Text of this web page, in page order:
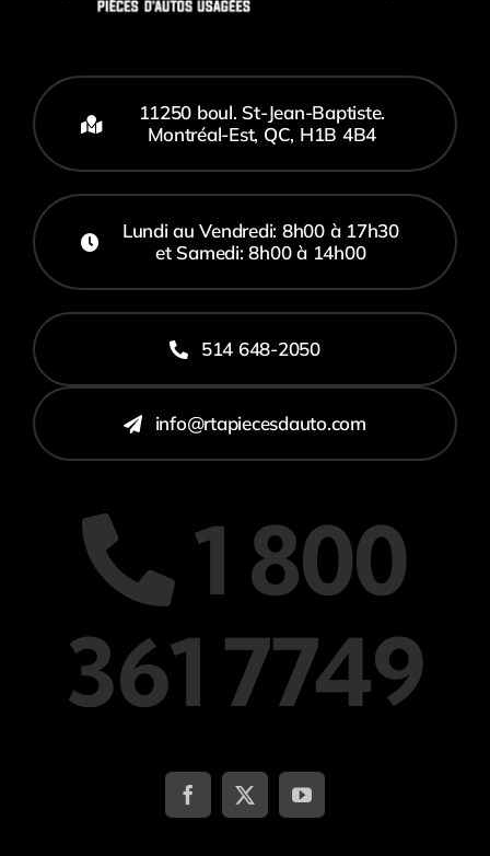
11250 boul. St-Jean-Baptiste.
Montréal-Est, QC, H1B 4B4
Lundi au Vendredi: 8h00 à 17h30
et Samedi: 8h00 à 14h00
514 648-2050
info@rtapiecesdauto.com
1 800
361 7749